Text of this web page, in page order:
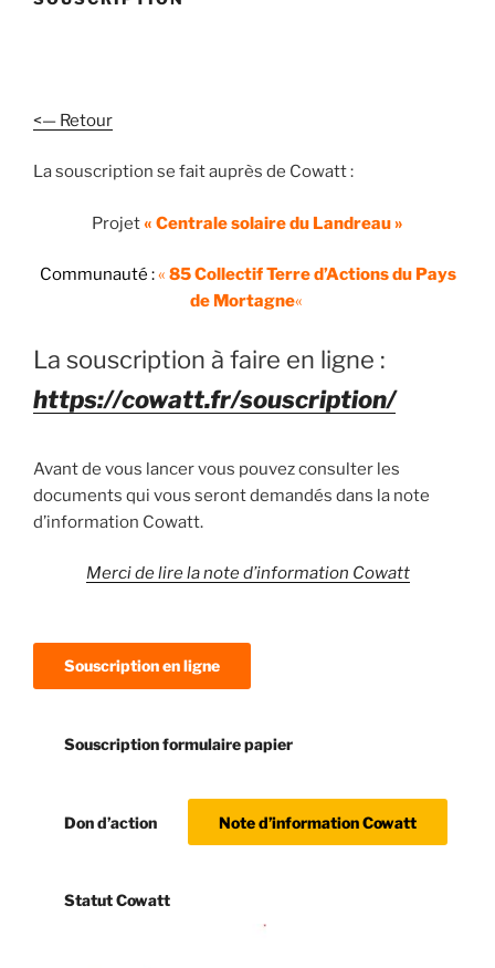
<— Retour
La souscription se fait auprès de Cowatt :
Projet« Centrale solaire du Landreau »
Communauté :« 85 Collectif Terre d’Actions du Pays
de Mortagne«
La souscription à faire en ligne :
https://cowatt.fr/souscription/
Avant de vous lancer vous pouvez consulter les
documents qui vous seront demandés dans la note
d’information Cowatt.
Merci de lire la note d’information Cowatt
Souscription en ligne
Souscription formulaire papier
Don d’action Note d’information Cowatt
Statut Cowatt